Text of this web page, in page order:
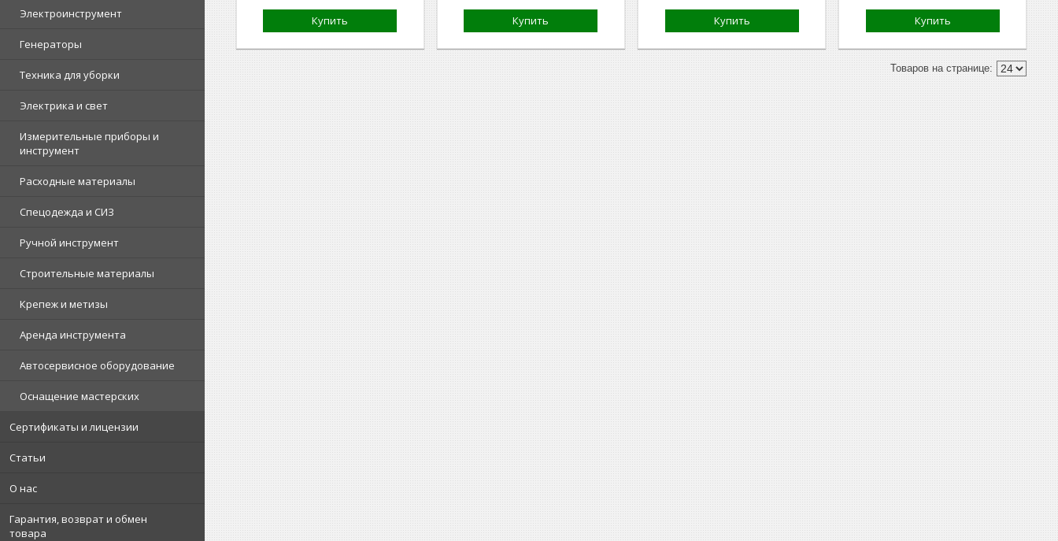
Электроинструмент
Генераторы
Техника для уборки
Электрика и свет
Измерительные приборы и
инструмент
Расходные материалы
Спецодежда и СИЗ
Ручной инструмент
Строительные материалы
Крепеж и метизы
Аренда инструмента
Автосервисное оборудование
Оснащение мастерских
Сертификаты и лицензии
Статьи
О нас
Гарантия, возврат и обмен
товара
Купить Купить Купить Купить